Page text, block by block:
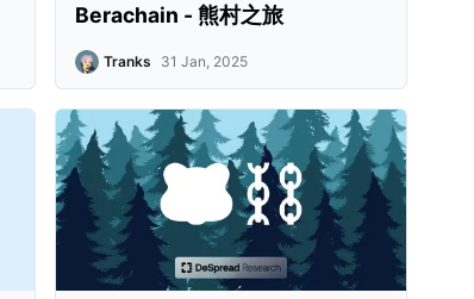
Berachain - 熊村之旅
Tranks 31 Jan, 2025